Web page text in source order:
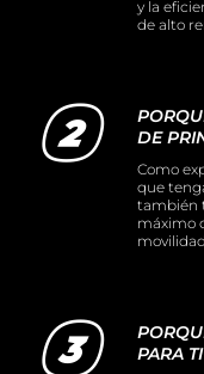
y la
de alto
DE
Como
que
también
máximo
movilidad.
PARA TI